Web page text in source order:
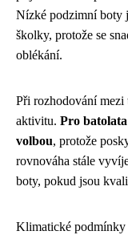
Nízké podzimní boty
školky, protože se
oblékání.
Při rozhodování mezi
aktivitu. Pro
volbou, protože
rovnováha stále
boty, pokud jsou
Klimatické podmínky